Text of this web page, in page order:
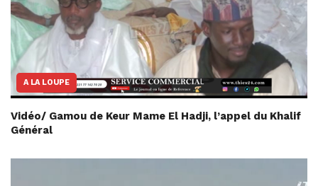
A LA LOUPE
Vidéo/ Gamou de Keur Mame El Hadji, l’appel du Khalif
Général